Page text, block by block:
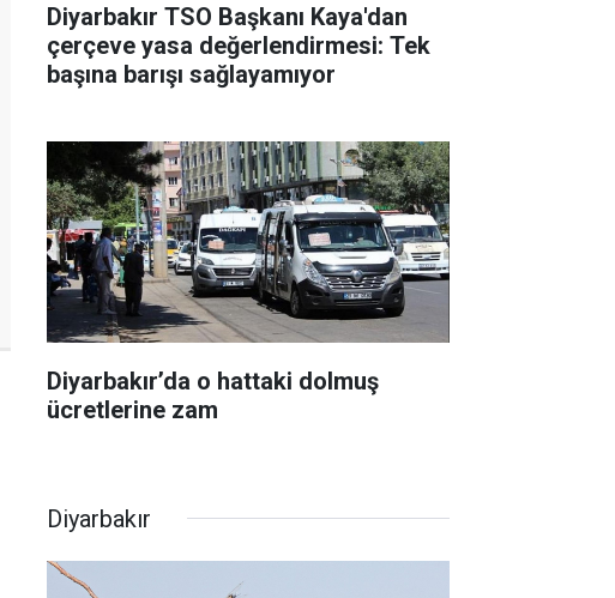
Diyarbakır TSO Başkanı Kaya'dan
çerçeve yasa değerlendirmesi: Tek
başına barışı sağlayamıyor
Diyarbakır’da o hattaki dolmuş
ücretlerine zam
Diyarbakır